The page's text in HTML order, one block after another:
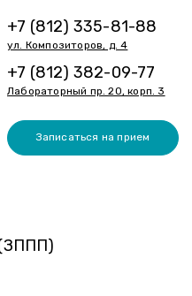
+7 (812) 335-81-88
ул. Композиторов, д. 4
+7 (812) 382-09-77
Лабораторный пр. 20, корп. 3
Записаться на прием